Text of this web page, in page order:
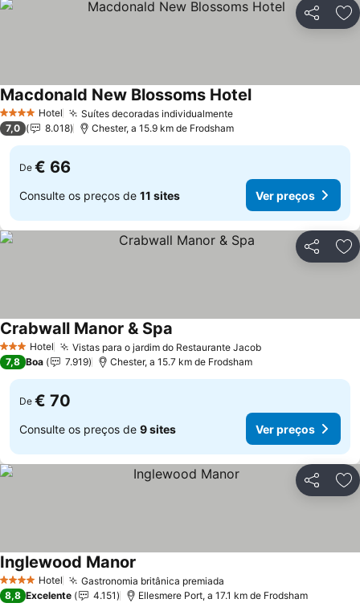
Partilhar
4 EstrelasHotel Suítes decoradas individualmenteVer preços
Macdonald New Blossoms HotelVer preços
7,0 8.018 Chester, a 15.9 km de Frodsham
De € 66
Consulte os preços de 11 sites Ver preços
Partilhar
3 EstrelasHotel Vistas para o jardim do Restaurante JacobVer preços
Crabwall Manor & Spa
7,8 Boa 7.919 Chester, a 15.7 km de Frodsham
De € 70
Consulte os preços de 9 sites Ver preços
Partilhar
4 EstrelasHotel Gastronomia britânica premiada
Inglewood Manor
8,8 Excelente 4.151 Ellesmere Port, a 17.1 km de Frodsham